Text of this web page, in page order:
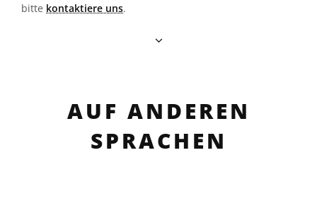
bitte kontaktiere uns.
AUF ANDEREN
SPRACHEN